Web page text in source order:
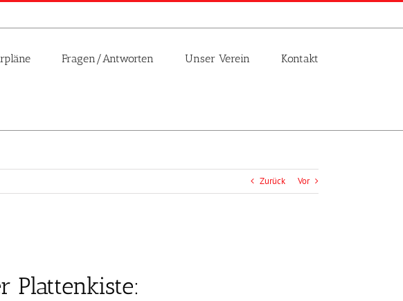
Fragen/Antworten Unser Verein Kontakt
Zurück Vor
Plattenkiste: